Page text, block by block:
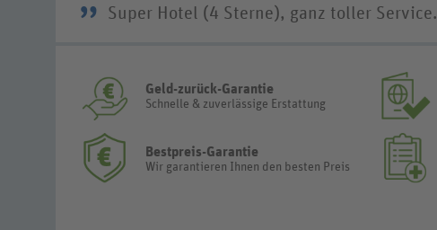
” Super Hotel (4 Sterne), ganz toller Service.
Geld-zurück-Garantie
Schnelle & zuverlässige Erstattung
Bestpreis-Garantie
Wir garantieren Ihnen den besten Preis